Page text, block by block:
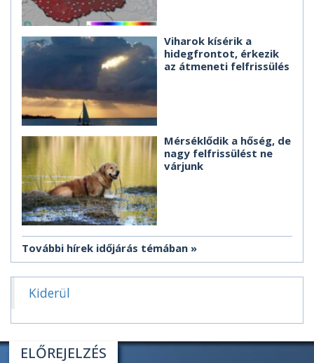
Viharok kísérik a
hidegfrontot, érkezik
az átmeneti felfrissülés
Mérséklődik a hőség, de
nagy felfrissülést ne
várjunk
További hírek időjárás témában
Kiderül
ELŐREJELZÉS